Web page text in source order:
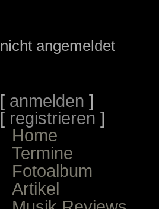
nicht angemeldet
[ anmelden ]
[ registrieren ]
Home
Termine
Fotoalbum
Artikel